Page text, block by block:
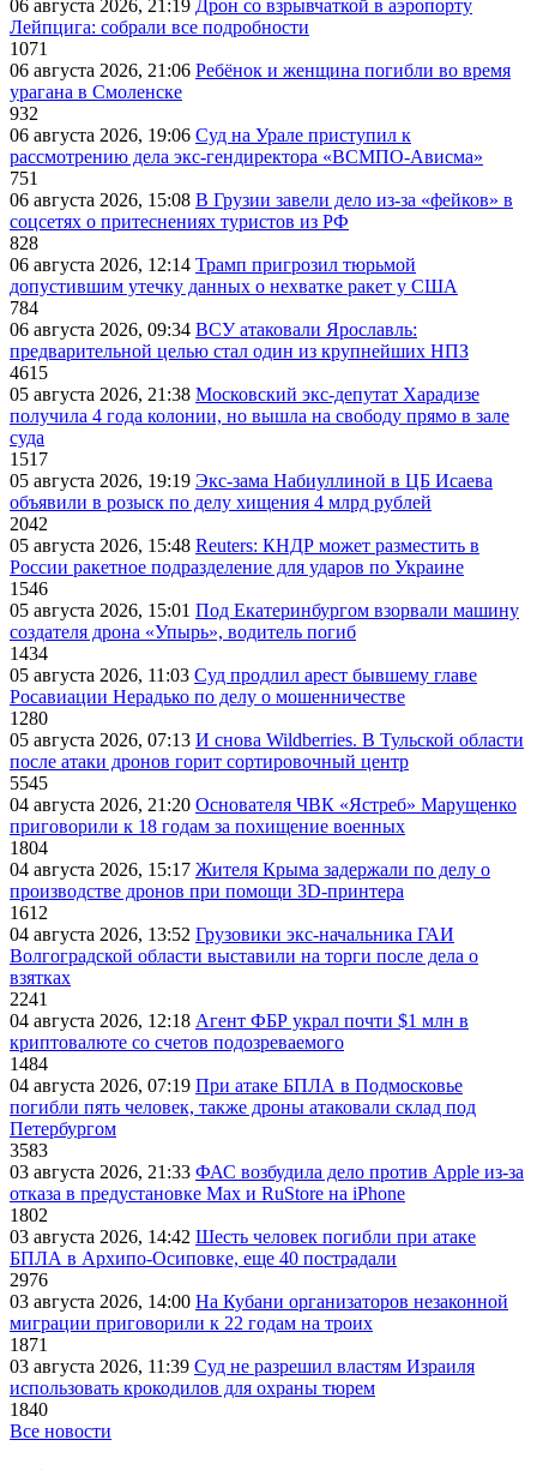
06 августа 2026, 21:19 Дрон со взрывчаткой в аэропорту
Лейпцига: собрали все подробности
1071
06 августа 2026, 21:06 Ребёнок и женщина погибли во время
урагана в Смоленске
932
06 августа 2026, 19:06 Суд на Урале приступил к
рассмотрению дела экс-гендиректора «ВСМПО-Ависма»
751
06 августа 2026, 15:08 В Грузии завели дело из-за «фейков» в
соцсетях о притеснениях туристов из РФ
828
06 августа 2026, 12:14 Трамп пригрозил тюрьмой
допустившим утечку данных о нехватке ракет у США
784
06 августа 2026, 09:34 ВСУ атаковали Ярославль:
предварительной целью стал один из крупнейших НПЗ
4615
05 августа 2026, 21:38 Московский экс-депутат Харадизе
получила 4 года колонии, но вышла на свободу прямо в зале
суда
1517
05 августа 2026, 19:19 Экс-зама Набиуллиной в ЦБ Исаева
объявили в розыск по делу хищения 4 млрд рублей
2042
05 августа 2026, 15:48 Reuters: КНДР может разместить в
России ракетное подразделение для ударов по Украине
1546
05 августа 2026, 15:01 Под Екатеринбургом взорвали машину
создателя дрона «Упырь», водитель погиб
1434
05 августа 2026, 11:03 Суд продлил арест бывшему главе
Росавиации Нерадько по делу о мошенничестве
1280
05 августа 2026, 07:13 И снова Wildberries. В Тульской области
после атаки дронов горит сортировочный центр
5545
04 августа 2026, 21:20 Основателя ЧВК «Ястреб» Марущенко
приговорили к 18 годам за похищение военных
1804
04 августа 2026, 15:17 Жителя Крыма задержали по делу о
производстве дронов при помощи 3D‑принтера
1612
04 августа 2026, 13:52 Грузовики экс-начальника ГАИ
Волгоградской области выставили на торги после дела о
взятках
2241
04 августа 2026, 12:18 Агент ФБР украл почти $1 млн в
криптовалюте со счетов подозреваемого
1484
04 августа 2026, 07:19 При атаке БПЛА в Подмосковье
погибли пять человек, также дроны атаковали склад под
Петербургом
3583
03 августа 2026, 21:33 ФАС возбудила дело против Apple из-за
отказа в предустановке Max и RuStore на iPhone
1802
03 августа 2026, 14:42 Шесть человек погибли при атаке
БПЛА в Архипо-Осиповке, еще 40 пострадали
2976
03 августа 2026, 14:00 На Кубани организаторов незаконной
миграции приговорили к 22 годам на троих
1871
03 августа 2026, 11:39 Суд не разрешил властям Израиля
использовать крокодилов для охраны тюрем
1840
Все новости